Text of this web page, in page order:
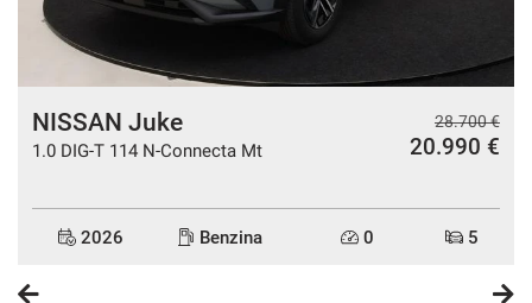
NISSAN Juke
1.0 DIG-T 114 N-Connecta Mt
28.700 €
20.990 €
2026 Benzina 0 5